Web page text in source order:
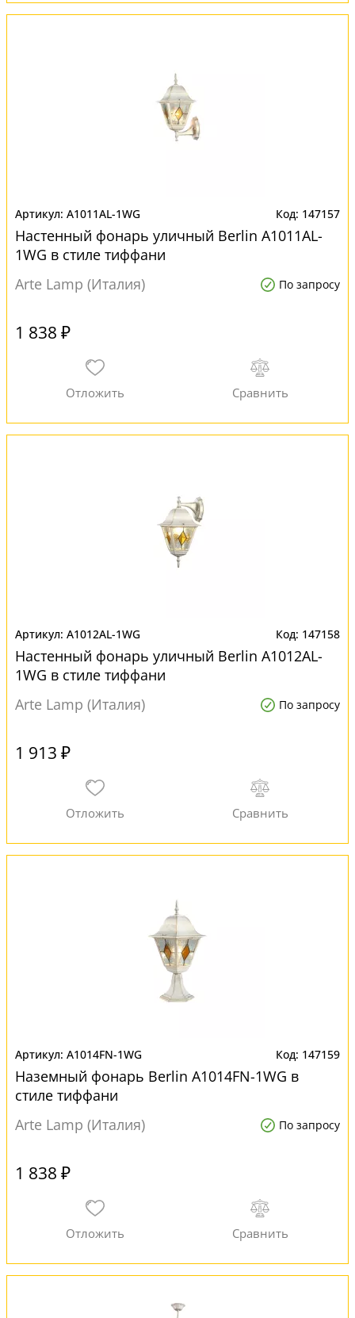
A1011AL-1WG 147157
Настенный фонарь уличный Berlin A1011AL-
1WG в стиле тиффани
Arte Lamp (Италия)
По запросу
1 838 ₽
A1012AL-1WG 147158
Настенный фонарь уличный Berlin A1012AL-
1WG в стиле тиффани
Arte Lamp (Италия)
По запросу
1 913 ₽
A1014FN-1WG 147159
Наземный фонарь Berlin A1014FN-1WG в
стиле тиффани
Arte Lamp (Италия)
По запросу
1 838 ₽